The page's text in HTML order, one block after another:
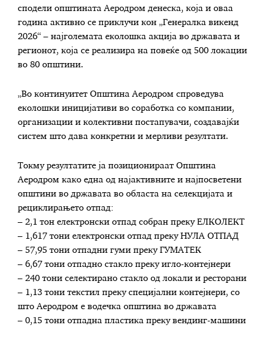
сподели општината Аеродром денеска, која и оваа
година активно се приклучи кон „Генералка викенд
2026“ – најголемата еколошка акција во државата и
регионот, која се реализира на повеќе од 500 локации
во 80 општини.
„Во континуитет Општина Аеродром спроведува
еколошки иницијативи во соработка со компании,
организации и колективни постапувачи, создавајќи
систем што дава конкретни и мерливи резултати.
Токму резултатите ја позиционираат Општина
Аеродром како една од најактивните и најпосветени
општини во државата во областа на селекцијата и
рециклирањето отпад:
– 2,1 тон електронски отпад собран преку ЕЛКОЛЕКТ
– 1,617 тони електронски отпад преку НУЛА ОТПАД
– 57,95 тони отпадни гуми преку ГУМАТЕК
– 6,67 тони отпадно стакло преку игло-контејнери
– 240 тони селектирано стакло од локали и ресторани
– 1,13 тони текстил преку специјални контејнери, со
што Аеродром е водечка општина во државата
– 0,15 тони отпадна пластика преку вендинг-машини